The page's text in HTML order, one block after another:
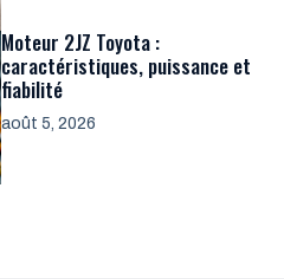
Moteur 2JZ Toyota :
caractéristiques, puissance et
fiabilité
août 5, 2026